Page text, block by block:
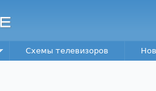
Схемы телевизоров